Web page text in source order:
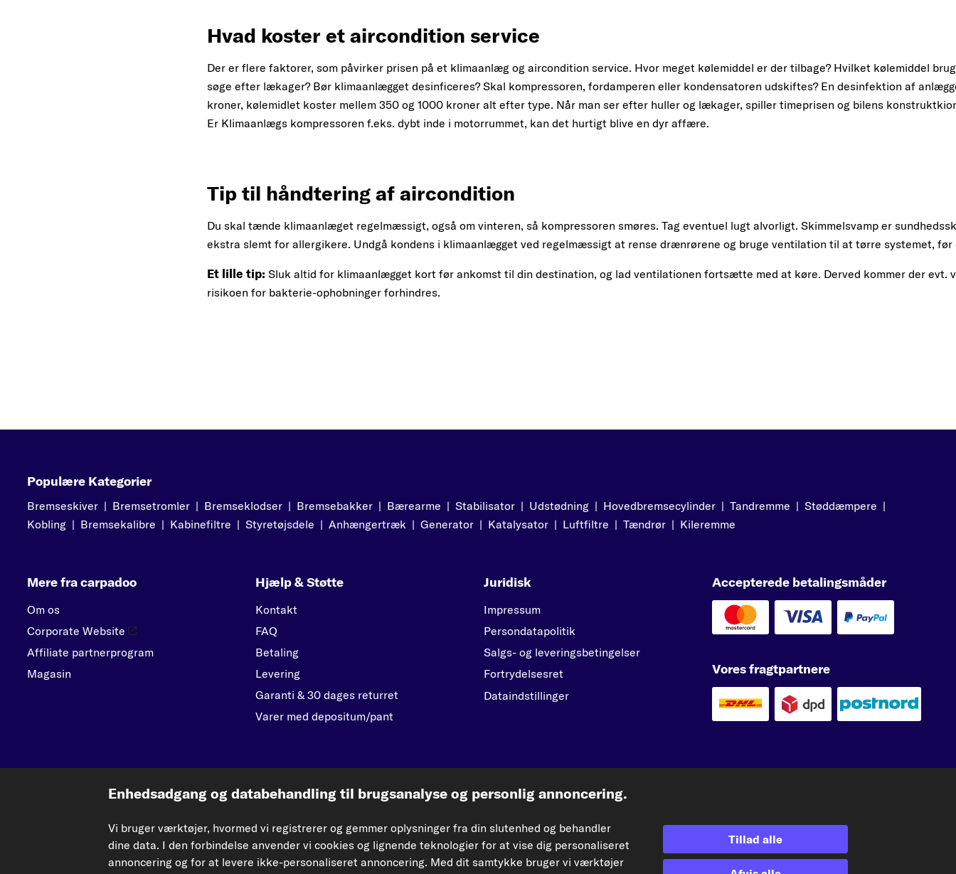
Hvad koster et aircondition service
Der er flere faktorer, som påvirker prisen på et klimaanlæg og aircondition service. Hvor meget kølemiddel er der tilbage? Hvilket kølemiddel
søge efter lækager? Bør klimaanlægget desinficeres? Skal kompressoren, fordamperen eller kondensatoren udskiftes? En desinfektion af
kroner, kølemidlet koster mellem 350 og 1000 kroner alt efter type. Når man ser efter huller og lækager, spiller timeprisen og bilens
Er Klimaanlægs kompressoren f.eks. dybt inde i motorrummet, kan det hurtigt blive en dyr affære.
Tip til håndtering af aircondition
Du skal tænde klimaanlæget regelmæssigt, også om vinteren, så kompressoren smøres. Tag eventuel lugt alvorligt. Skimmelsvamp er
ekstra slemt for allergikere. Undgå kondens i klimaanlægget ved regelmæssigt at rense drænrørene og bruge ventilation til at tørre systemet, før
Et lille tip: Sluk altid for klimaanlægget kort før ankomst til din destination, og lad ventilationen fortsætte med at køre. Derved kommer der evt.
risikoen for bakterie-ophobninger forhindres.
Populære Kategorier
Bremseskiver | Bremsetromler | Bremseklodser | Bremsebakker | Bærearme | Stabilisator | Udstødning | Hovedbremsecylinder | Tandremme | Støddæmpere |
Kobling | Bremsekalibre | Kabinefiltre | Styretøjsdele | Anhængertræk | Generator | Katalysator | Luftfiltre | Tændrør | Kileremme
Mere fra carpadoo
Om os
Corporate Website
Affiliate partnerprogram
Magasin
Hjælp & Støtte
Kontakt
FAQ
Betaling
Levering
Garanti & 30 dages returret
Varer med depositum/pant
Juridisk
Impressum
Persondatapolitik
Salgs- og leveringsbetingelser
Fortrydelsesret
Dataindstillinger
Accepterede betalingsmåder
Vores fragtpartnere
De data, der præsenteres her, især hele databasen, må ikke gengives. Gengivelse og distribution af data og database uden forudgående samtykke fra TecAlliance og/eller involvering af tredjeparter i sådanne aktiviteter er strengt forbudt.
Enhver uautoriseret brug af indhold udgør en krænkelse af ophavsretten og kan resultere i retssager.
Tilbagekaldelse af aftalen
Enhedsadgang og databehandling til brugsanalyse og personlig annoncering.
Vi bruger værktøjer, hvormed vi registrerer og gemmer oplysninger fra din slutenhed og behandler
dine data. I den forbindelse anvender vi cookies og lignende teknologier for at vise dig personaliseret
annoncering og for at levere ikke-personaliseret annoncering. Med dit samtykke bruger vi værktøjer
Tillad alle